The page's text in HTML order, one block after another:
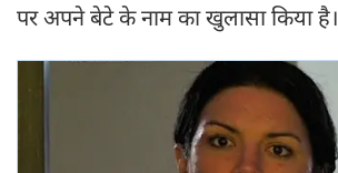
पर अपने बेटे के नाम का खुलासा किया है।